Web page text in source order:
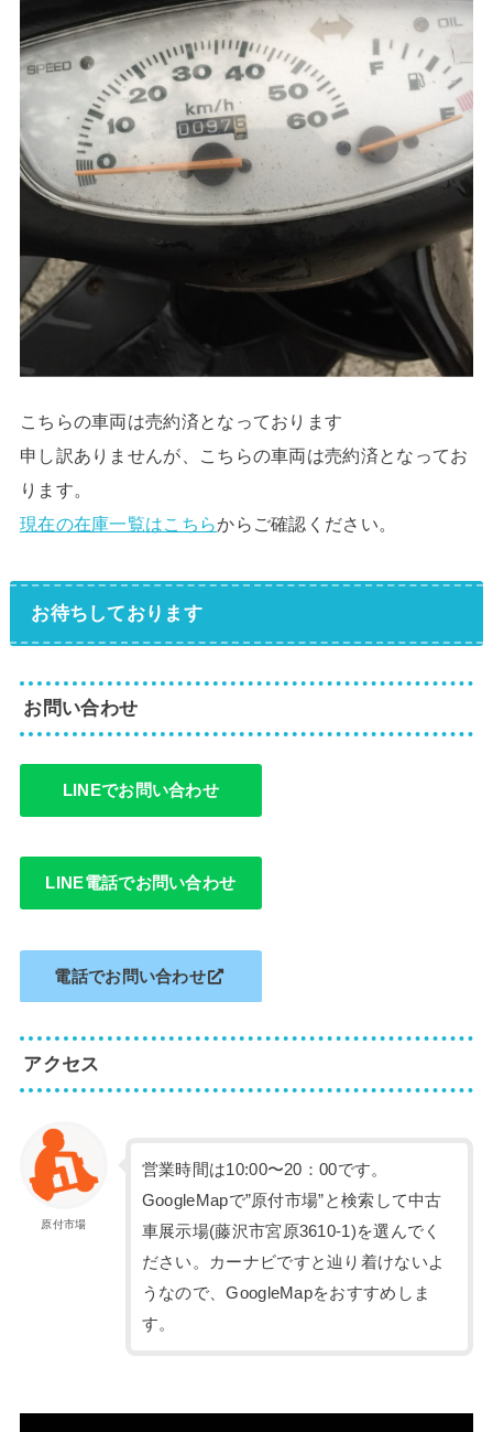
こちらの車両は売約済となっております
申し訳ありませんが、こちらの車両は売約済となってお
ります。
現在の在庫一覧はこちらからご確認ください。
お待ちしております
お問い合わせ
LINEでお問い合わせ
LINE電話でお問い合わせ
電話でお問い合わせ
アクセス
原付市場
営業時間は10:00〜20：00です。
GoogleMapで”原付市場”と検索して中古
車展示場(藤沢市宮原3610-1)を選んでく
ださい。カーナビですと辿り着けないよ
うなので、GoogleMapをおすすめしま
す。